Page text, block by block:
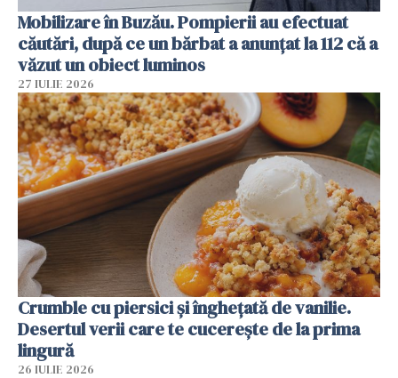
Mobilizare în Buzău. Pompierii au efectuat
căutări, după ce un bărbat a anunțat la 112 că a
văzut un obiect luminos
27 IULIE 2026
Crumble cu piersici și înghețată de vanilie.
Desertul verii care te cucerește de la prima
lingură
26 IULIE 2026